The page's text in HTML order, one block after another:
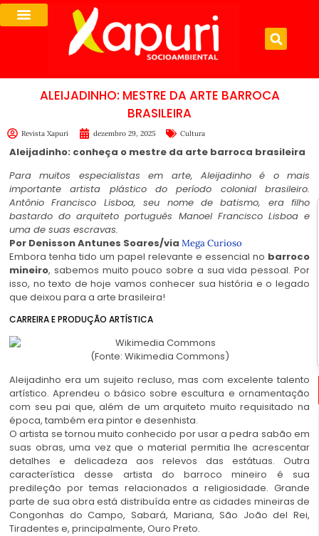
ALEIJADINHO: MESTRE DA ARTE BARROCA
BRASILEIRA
Revista Xapuri dezembro 29, 2025 Cultura
Aleijadinho: conheça o mestre da arte barroca brasileira
Para muitos especialistas em arte, Aleijadinho é o mais
importante artista plástico do período colonial brasileiro.
Antônio Francisco Lisboa, seu nome de batismo, era filho
bastardo do arquiteto português Manoel Francisco Lisboa e
uma de suas escravas.
Por Denisson Antunes Soares/via Mega Curioso
Embora tenha tido um papel relevante e essencial no barroco
mineiro, sabemos muito pouco sobre a sua vida pessoal. Por
isso, no texto de hoje vamos conhecer sua história e o legado
que deixou para a arte brasileira!
CARREIRA E PRODUÇÃO ARTÍSTICA
(Fonte: Wikimedia Commons)
Aleijadinho era um sujeito recluso, mas com excelente talento
artístico. Aprendeu o básico sobre escultura e ornamentação
com seu pai que, além de um arquiteto muito requisitado na
época, também era pintor e desenhista.
O artista se tornou muito conhecido por usar a pedra sabão em
suas obras, uma vez que o material permitia lhe acrescentar
detalhes e delicadeza aos relevos das estátuas. Outra
característica desse artista do barroco mineiro é sua
predileção por temas relacionados a religiosidade. Grande
parte de sua obra está distribuída entre as cidades mineiras de
Congonhas do Campo, Sabará, Mariana, São João del Rei,
Tiradentes e, principalmente, Ouro Preto.